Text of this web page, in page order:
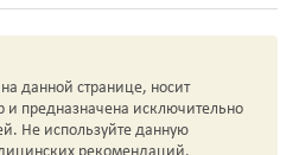
данной странице, носит
предназначена исключительно
Не используйте данную